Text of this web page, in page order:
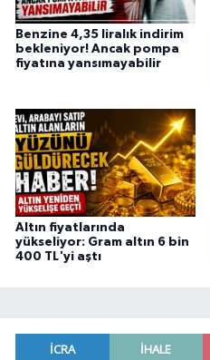
Benzine 4,35 liralık indirim
bekleniyor! Ancak pompa
fiyatına yansımayabilir
Altın fiyatlarında
yükseliyor: Gram altın 6 bin
400 TL'yi aştı